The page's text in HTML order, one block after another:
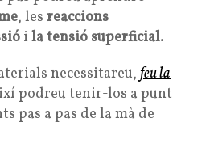
, les reaccions
i la tensió superficial.
necessitareu, feu la
podreu tenir-los a punt
pas a pas de la mà de